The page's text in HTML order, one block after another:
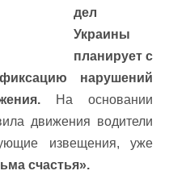
дел
Украины
планирует с
нарушений
На основании
движения водители
извещения, уже
счастья».